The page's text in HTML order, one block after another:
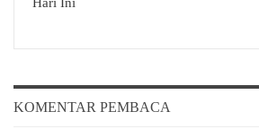
Hari Ini
KOMENTAR PEMBACA